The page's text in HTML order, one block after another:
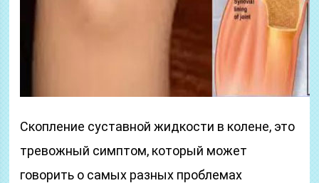
Скопление суставной жидкости в колене, это
тревожный симптом, который может
говорить о самых разных проблемах